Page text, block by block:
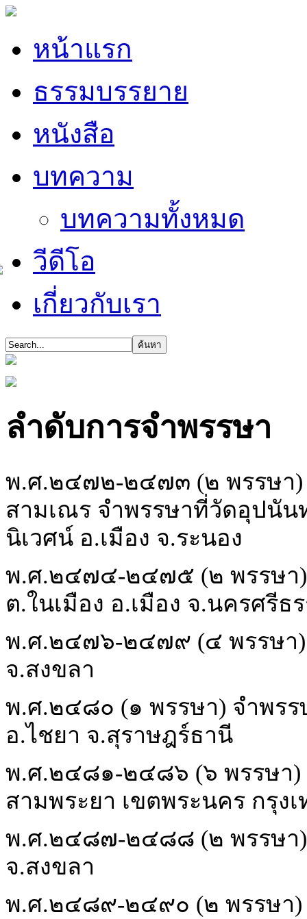
หน้าแรก
ธรรมบรรยาย
หนังสือ
บทความ
บทความทั้งหมด
วีดีโอ
เกี่ยวกับเรา
ลำดับการจำพรรษา
พ.ศ.๒๔๗๒-๒๔๗๓ (๒ พรรษา
สามเณร จำพรรษาที่วัดอุปนัน
นิเวศน์ อ.เมือง จ.ระนอง
พ.ศ.๒๔๗๔-๒๔๗๕ (๒ พรรษา)
ต.ในเมือง อ.เมือง จ.นครศรีธ
พ.ศ.๒๔๗๖-๒๔๗๙ (๔ พรรษา)
จ.สงขลา
พ.ศ.๒๔๘๐ (๑ พรรษา) จำพร
อ.ไชยา จ.สุราษฎร์ธานี
พ.ศ.๒๔๘๑-๒๔๘๖ (๖ พรรษา)
สามพระยา เขตพระนคร กรุง
พ.ศ.๒๔๘๗-๒๔๘๘ (๒ พรรษา)
จ.สงขลา
พ.ศ.๒๔๘๙-๒๔๙๐ (๒ พรรษา)